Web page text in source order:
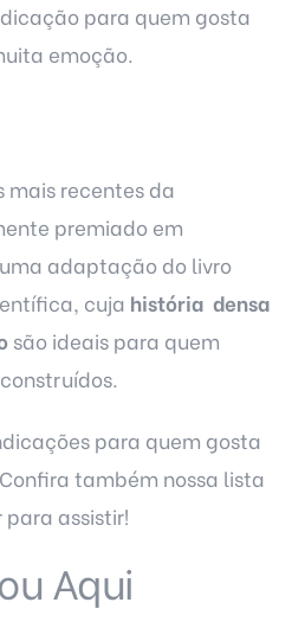
para quem gosta
emoção.
mais recentes da
premiado em
adaptação do livro
cuja história densa
são ideais para quem
para quem gosta
também nossa lista
para assistir!
Aqui